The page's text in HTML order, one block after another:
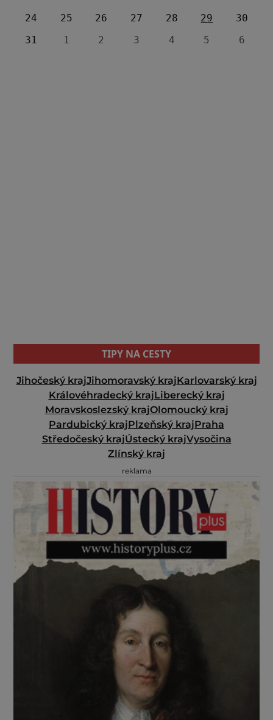
24
25 26 27 28 29
30
31
1 2 3 4 5 6
TIPY NA CESTY
Jihočeský krajJihomoravský krajKarlovarský kraj
Královéhradecký krajLiberecký kraj
Moravskoslezský krajOlomoucký kraj
Pardubický krajPlzeňský krajPraha
Středočeský krajÚstecký krajVysočina
Zlínský kraj
reklama